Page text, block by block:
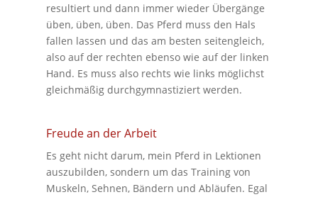
resultiert und dann immer wieder Übergänge
üben, üben, üben. Das Pferd muss den Hals
fallen lassen und das am besten seitengleich,
also auf der rechten ebenso wie auf der linken
Hand. Es muss also rechts wie links möglichst
gleichmäßig durchgymnastiziert werden.
Freude an der Arbeit
Es geht nicht darum, mein Pferd in Lektionen
auszubilden, sondern um das Training von
Muskeln, Sehnen, Bändern und Abläufen. Egal